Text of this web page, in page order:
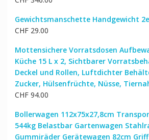
Gewichtsmanschette Handgewicht
CHF29.00
Mottensichere Vorratsdosen
Küche 15 L x 2, Sichtbarer
Deckel und Rollen, Luftdichter
Zucker, Hülsenfrüchte, Nüsse,
CHF94.00
Bollerwagen 112x75x27,8cm
544kg Belastbar Gartenwagen
Gummiräder Gerätewagen 82cm